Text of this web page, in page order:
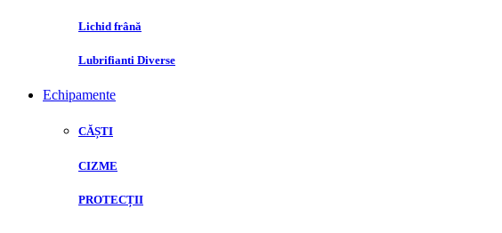
Lichid frână
Lubrifianti Diverse
Echipamente
CĂȘTI
CIZME
PROTECȚII